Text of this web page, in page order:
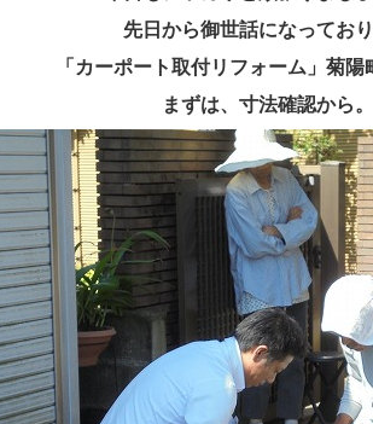
先日から御世話になってお
「カーポート取付リフォーム」菊
まずは、寸法確認から。